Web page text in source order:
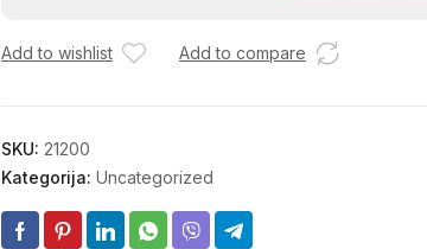
Add to wishlist Add to compare
SKU: 21200
Kategorija: Uncategorized